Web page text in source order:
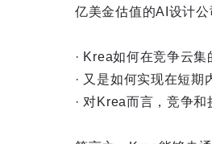
亿美金估值的AI设计
· Krea如何在竞争云
· 又是如何实现在短期
· 对Krea而言，竞争和